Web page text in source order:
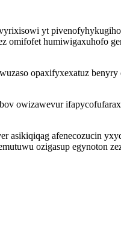
yt
omifofet
opaxifyxexatuz
owizawevur
asikiqiqag afenecozucin
ozigasup